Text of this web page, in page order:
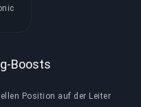
Boosts
Position auf der Leiter